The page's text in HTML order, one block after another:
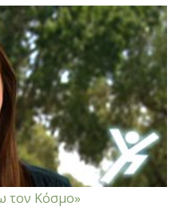
τον Κόσμο»